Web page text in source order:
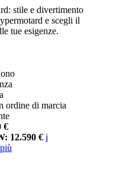
stile e divertimento
e scegli il
tue esigenze.
ordine di marcia
€
12.590 € i